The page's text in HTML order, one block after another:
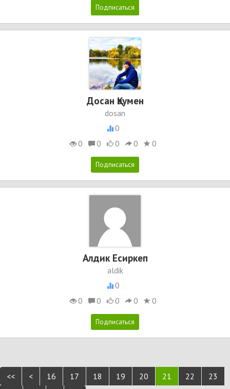
Досан Қаумен
dosan
0
0
0 0 0 0
Алдик Есиркеп
aldik
0
0
0 0 0 0
<< < 16 17 18 19 20 21 22
23